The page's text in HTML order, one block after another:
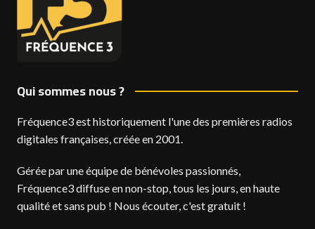
Qui sommes nous ?
Fréquence3 est historiquement l'une des premières radios
digitales françaises, créée en 2001.
Gérée par une équipe de bénévoles passionnés,
Fréquence3 diffuse en non-stop, tous les jours, en haute
qualité et sans pub ! Nous écouter, c'est gratuit !